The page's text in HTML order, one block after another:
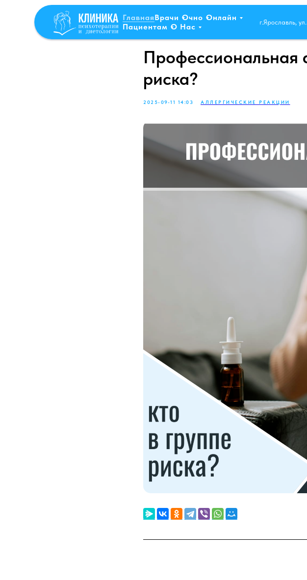
ГлавнаяВрачи Очно Онлайн
Пациентам О Нас г.Ярославль,
Профессиональная
риска?
2025-09-11 14:03 АЛЛЕРГИЧЕСКИЕ РЕАКЦИИ